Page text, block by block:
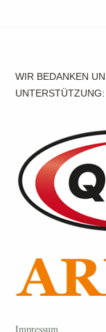
WIR BEDANKEN
UNTERSTÜTZUNG:
Impressum